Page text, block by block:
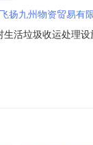
扬九州物资贸易有
活垃圾收运处理
）供应商名称乐